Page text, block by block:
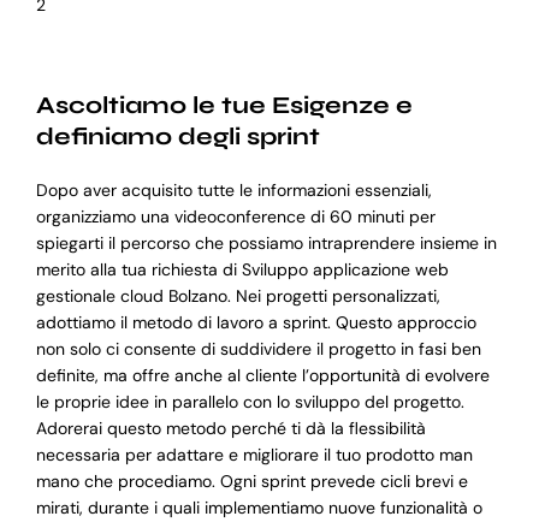
2
Ascoltiamo le tue Esigenze e
definiamo degli sprint
Dopo aver acquisito tutte le informazioni essenziali,
organizziamo una videoconference di 60 minuti per
spiegarti il percorso che possiamo intraprendere insieme in
merito alla tua richiesta di Sviluppo applicazione web
gestionale cloud Bolzano. Nei progetti personalizzati,
adottiamo il metodo di lavoro a sprint. Questo approccio
non solo ci consente di suddividere il progetto in fasi ben
definite, ma offre anche al cliente l’opportunità di evolvere
le proprie idee in parallelo con lo sviluppo del progetto.
Adorerai questo metodo perché ti dà la flessibilità
necessaria per adattare e migliorare il tuo prodotto man
mano che procediamo. Ogni sprint prevede cicli brevi e
mirati, durante i quali implementiamo nuove funzionalità o